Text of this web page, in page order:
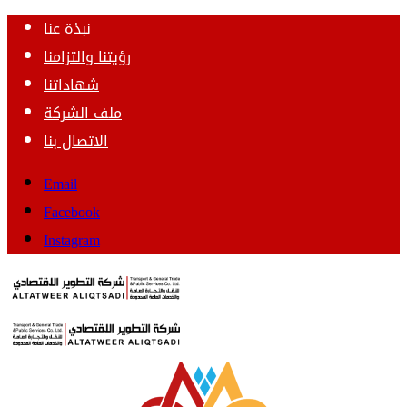
نبذة عنا
رؤيتنا والتزامنا
شهاداتنا
ملف الشركة
الاتصال بنا
Email
Facebook
Instagram